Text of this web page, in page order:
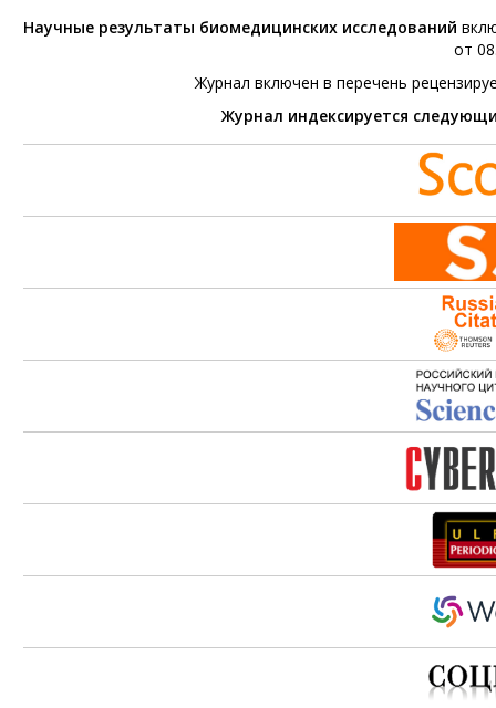
Научные результаты биомедицинских исследований
от
Журнал включен в перечень
Журнал индексируется